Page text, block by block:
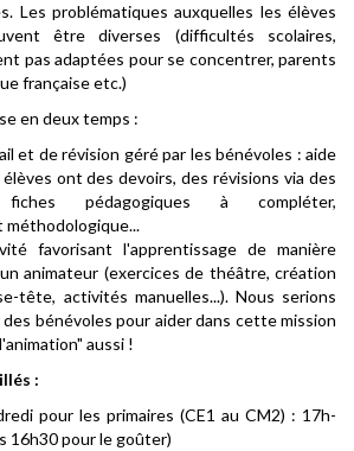
Les problématiques auxquelles les élèves
être diverses (difficultés scolaires,
pas adaptées pour se concentrer, parents
française etc.)
en deux temps :
et de révision géré par les bénévoles : aide
ont des devoirs, des révisions via des
pédagogiques à compléter,
méthodologique...
favorisant l'apprentissage de manière
animateur (exercices de théâtre, création
tête, activités manuelles...). Nous serions
bénévoles pour aider dans cette mission
aussi !
:
pour les primaires (CE1 au CM2) : 17h-
16h30 pour le goûter)